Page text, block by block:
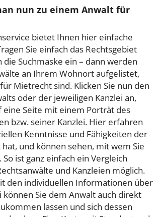
nun zu einem Anwalt für
bietet Ihnen hier einfache
Sie einfach das Rechtsgebiet
die Suchmaske ein – dann werden
an Ihrem Wohnort aufgelistet,
Mietrecht sind. Klicken Sie nun den
oder der jeweiligen Kanzlei an,
eine Seite mit einem Porträt des
bzw. seiner Kanzlei. Hier erfahren
Kenntnisse und Fähigkeiten der
und können sehen, mit wem Sie
ist ganz einfach ein Vergleich
und Kanzleien möglich.
den individuellen Informationen über
können Sie dem Anwalt auch direkt
lassen und sich dessen